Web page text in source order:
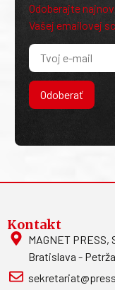
Odoberajte
Vašej emailovej
Odoberať
Kontakt
MAGNET PRESS,
Bratislava -